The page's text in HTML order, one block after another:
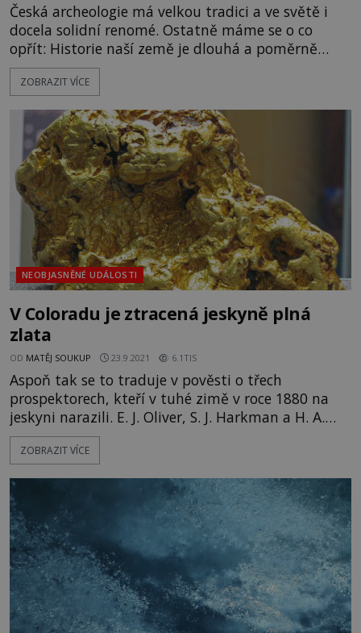
Česká archeologie má velkou tradici a ve světě i
docela solidní renomé. Ostatně máme se o co
opřít: Historie naší země je dlouhá a poměrně
bohatá a zahrnuje i nemálo záhad. Jedna z nich
spatřila světlo světa v roce 1966. Právě tehdy byly
Opravdu jde o před staletími pohřbené upíry? Je
teplý červencový den a v Čelákovicích u Prah
ZOBRAZIT VÍCE
NEOBJASNĚNÉ UDÁLOSTI
V Coloradu je ztracená jeskyně plná
zlata
OD MATĚJ SOUKUP 23.9.2021 6.1TIS
Aspoň tak se to traduje v pověsti o třech
prospektorech, kteří v tuhé zimě v roce 1880 na
jeskyni narazili. E. J. Oliver, S. J. Harkman a H. A.
Melton přitom byli v horách vlastně náhodou - při
průzkumu je zaskočila sněhová bouře a jeskyně
jim ale vyrazilo dech. Do malé průrvy ve skále se
muži se svým vybavením sotva vmáčkli, ale
puklina se po pá
ZOBRAZIT VÍCE